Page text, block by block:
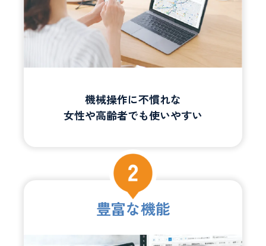
機械操作に不慣れな
女性や高齢者でも使いやすい
豊富な機能